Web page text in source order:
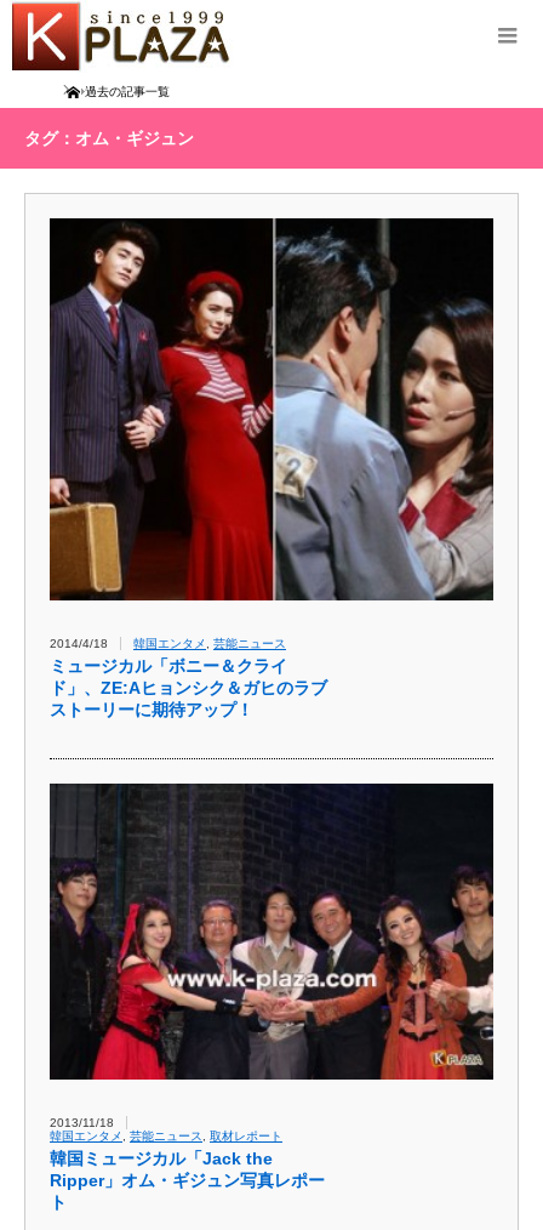
Home過去の記事一覧
タグ：オム・ギジュン
2014/4/18 韓国エンタメ 芸能ニュース
ミュージカル「ボニー＆クライ
ド」、ZE:Aヒョンシク＆ガヒのラブ
ストーリーに期待アップ！
2013/11/18
韓国エンタメ
芸能ニュース 取材レポート
韓国ミュージカル「Jack the
Ripper」オム・ギジュン写真レポー
ト